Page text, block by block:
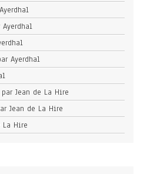
Ayerdhal
Jean de La Hire
Jean de La Hire
La Hire